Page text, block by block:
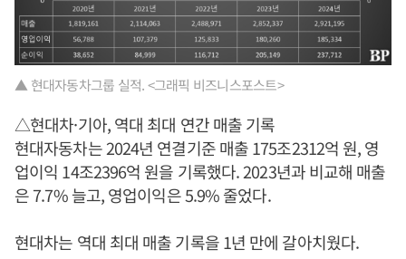
▲ 현대자동차그룹 실적. <그래픽 비즈니스포스트>
△현대차·기아, 역대 최대 연간 매출 기록
현대자동차는 2024년 연결기준 매출 175조2312억 원, 영
업이익 14조2396억 원을 기록했다. 2023년과 비교해 매출
은 7.7% 늘고, 영업이익은 5.9% 줄었다.
현대차는 역대 최대 매출 기록을 1년 만에 갈아치웠다.